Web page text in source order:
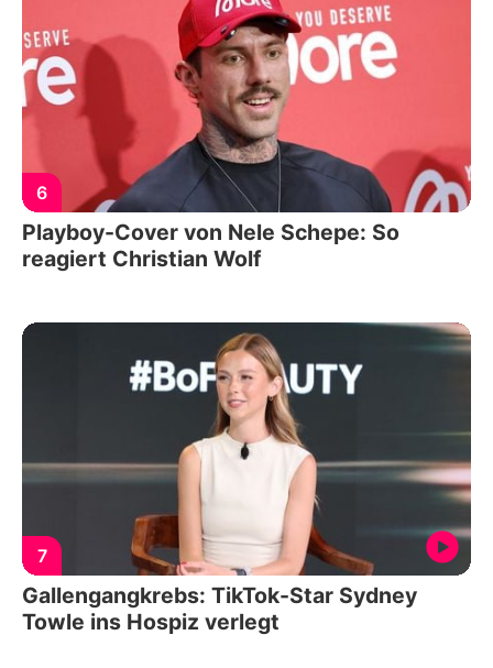
6
Playboy-Cover von Nele Schepe: So
reagiert Christian Wolf
7
Gallengangkrebs: TikTok-Star Sydney
Towle ins Hospiz verlegt